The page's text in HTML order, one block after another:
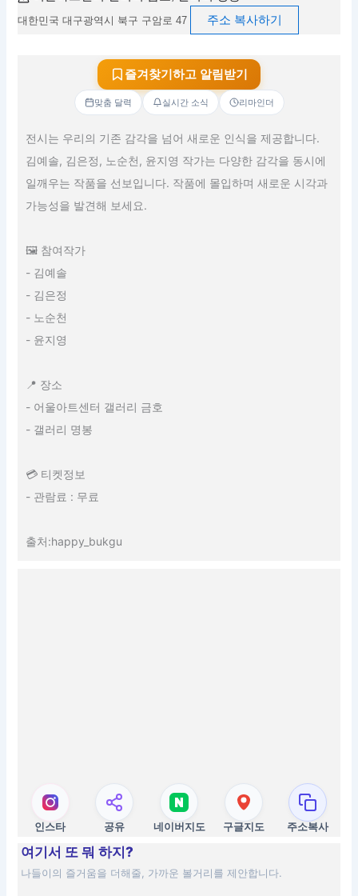
대한민국 대구광역시 북구 구암로 47 주소 복사하기
즐겨찾기하고 알림받기
맞춤 달력 실시간 소식 리마인더
전시는 우리의 기존 감각을 넘어 새로운 인식을 제공합니다.
김예솔, 김은정, 노순천, 윤지영 작가는 다양한 감각을 동시에
일깨우는 작품을 선보입니다. 작품에 몰입하며 새로운 시각과
가능성을 발견해 보세요.
🖼️ 참여작가
- 김예솔
- 김은정
- 노순천
- 윤지영
📍 장소
- 어울아트센터 갤러리 금호
- 갤러리 명봉
💳 티켓정보
- 관람료 : 무료
출처:happy_bukgu
인스타 공유 네이버지도 구글지도 주소복사
여기서 또 뭐 하지?
나들이의 즐거움을 더해줄, 가까운 볼거리를 제안합니다.